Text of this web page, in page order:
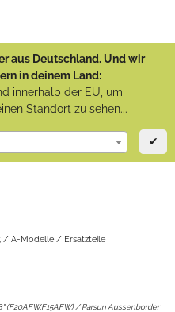
aus Deutschland. Und wir
in deinem Land:
innerhalb der EU, um
Standort zu sehen...
✔
/ A-Modelle / Ersatzteile
(F20AFW,F15AFW) / Parsun Aussenborder